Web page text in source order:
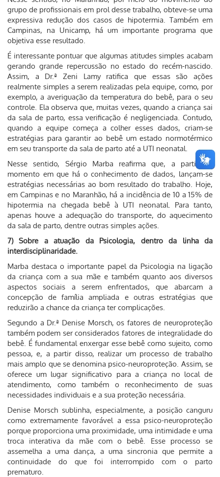
grupo de profissionais em prol desse trabalho, obteve-se uma
expressiva redução dos casos de hipotermia. Também em
Campinas, na Unicamp, há um importante programa que
objetiva esse resultado.
É interessante pontuar que algumas atitudes simples acabam
gerando grande repercussão no estado do recém-nascido.
Assim, a Dr.ª Zeni Lamy ratifica que essas são ações
realmente simples a serem realizadas pela equipe, como, por
exemplo, a averiguação da temperatura do bebê, para o seu
controle. Ela observa que, muitas vezes, quando a criança sai
da sala de parto, essa verificação é negligenciada. Contudo,
quando a equipe começa a colher esses dados, criam-se
estratégias para garantir ao bebê um estado normotérmico
em seu transporte da sala de parto até a UTI neonatal.
Nesse sentido, Sérgio Marba reafirma que, a partir do
momento em que há o conhecimento de dados, lançam-se
estratégias necessárias ao bom resultado do trabalho. Hoje,
em Campinas e no Maranhão, há a incidência de 10 a 15% de
hipotermia na chegada bebê à UTI neonatal. Para tanto,
apenas houve a adequação do transporte, do aquecimento
da sala de parto, dentre outras simples ações.
7) Sobre a atuação da Psicologia, dentro da linha da
interdisciplinaridade.
Marba destaca o importante papel da Psicologia na ligação
da criança com a sua mãe e também quanto aos diversos
aspectos sociais a serem enfrentados, que abarcam a
concepção de família ampliada e outras estratégias que
reduzirão a chance da criança ter complicações.
Segundo a Dr.ª Denise Morsch, os fatores de neuroproteção
também podem ser considerados fatores de integralidade do
bebê. É fundamental enxergar esse bebê como sujeito, como
pessoa, e, a partir disso, realizar um processo de trabalho
mais amplo que se denomina psico-neuroproteção. Assim, se
oferece um lugar significativo para a criança no local de
atendimento, como também o reconhecimento de suas
necessidades individuais e a sua proteção necessária.
Denise Morsch sublinha, especialmente, a posição canguru
como extremamente favorável a essa psico-neuroproteção
porque proporciona uma proximidade, uma intimidade e uma
troca interativa da mãe com o bebê. Esse processo se
assemelha a uma dança, a uma sincronia que permite a
continuidade do que foi interrompido com o parto
prematuro.